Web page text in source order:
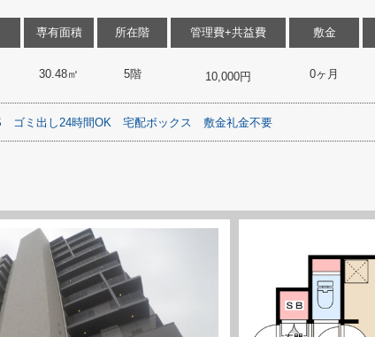
専有面積
30.48㎡
所在階
5階
管理費+共益費
10,000円
敷金
0ヶ月
ゴミ出し24時間OK 宅配ボックス 敷金礼金不要